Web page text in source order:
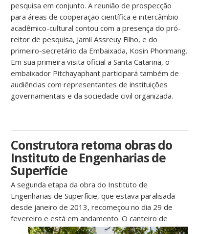
pesquisa em conjunto. A reunião de prospecção
para áreas de cooperação científica e intercâmbio
acadêmico-cultural contou com a presença do pró-
reitor de pesquisa, Jamil Assreuy Filho, e do
primeiro-secretário da Embaixada, Kosin Phonmang.
Em sua primeira visita oficial a Santa Catarina, o
embaixador Pitchayaphant participará também de
audiências com representantes de instituições
governamentais e da sociedade civil organizada.
Construtora retoma obras do
Instituto de Engenharias de
Superfície
A segunda etapa da obra do Instituto de
Engenharias de Superfície, que estava paralisada
desde janeiro de 2013, recomeçou no dia 29 de
fevereiro e está em andamento. O canteirode